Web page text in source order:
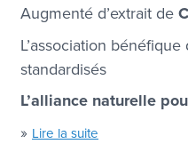
Augmenté d’extrait de
L’association
standardisés
L’alliance naturelle
» Lire la suite